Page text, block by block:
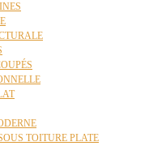
TOITURE PLATE